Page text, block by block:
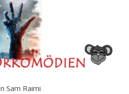
Sam Raimi